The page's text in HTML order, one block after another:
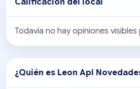
Calificación del local
Todavía no hay opiniones
¿Quién es Leon Apl